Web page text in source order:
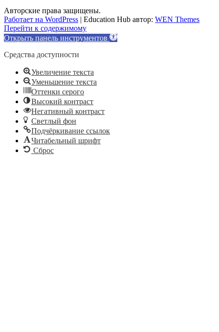
Авторские права защищены.
Работает на WordPress | Education Hub автор: WEN Themes
Перейти к содержимому
Открыть панель инструментов
Средства доступности
Увеличение текста
Уменьшение текста
Оттенки серого
Высокий контраст
Негативный контраст
Светлый фон
Подчёркивание ссылок
Читабельный шрифт
Сброс